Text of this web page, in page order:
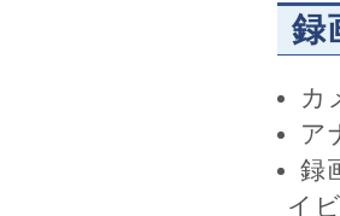
録
カ
ア
録
イ